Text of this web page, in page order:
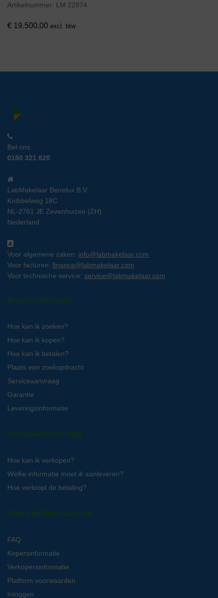
Artikelnummer: LM 22874
€ 19.500,00 excl. btw
Bel ons
0180 321 820
LabMakelaar Benelux B.V.
Knibbelweg 18C
NL-2761 JE Zevenhuizen (ZH)
Nederland
Voor algemene zaken: info@labmakelaar.com
Voor facturen: finance@labmakelaar.com
Voor technische service: service@labmakelaar.com
Kopersinformatie
Hoe kan ik zoeken?
Hoe kan ik kopen?
Hoe kan ik betalen?
Plaats een zoekopdracht
Serviceaanvraag
Garantie
Leveringsinformatie
Verkopersinformatie
Hoe kan ik verkopen?
Welke informatie moet ik aanleveren?
Hoe verloopt de betaling?
Over LabMakelaar.com
FAQ
Kopersinformatie
Verkopersinformatie
Platform voorwaarden
Inloggen